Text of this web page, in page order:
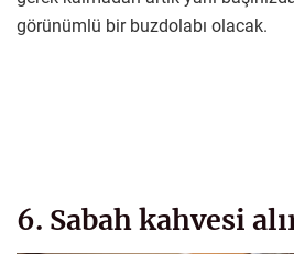
görünümlü bir buzdolabı olacak.
6. Sabah kahvesi